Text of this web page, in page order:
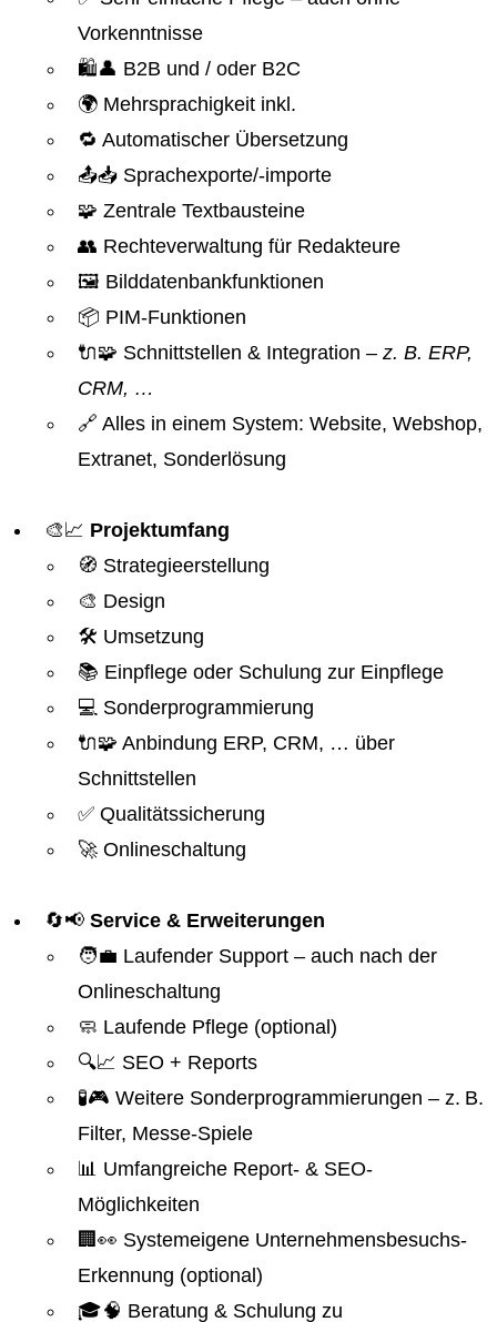
Vorkenntnisse
🛍️👤 B2B und / oder B2C
🌍 Mehrsprachigkeit inkl.
🔁 Automatischer Übersetzung
📤📥 Sprachexporte/-importe
🧩 Zentrale Textbausteine
👥 Rechteverwaltung für Redakteure
🖼️ Bilddatenbankfunktionen
📦 PIM-Funktionen
🔌🧩 Schnittstellen & Integration – z. B. ERP,
CRM, …
🔗 Alles in einem System: Website, Webshop,
Extranet, Sonderlösung
🎨📈 Projektumfang
🧭 Strategieerstellung
🎨 Design
🛠️ Umsetzung
📚 Einpflege oder Schulung zur Einpflege
💻 Sonderprogrammierung
🔌🧩 Anbindung ERP, CRM, … über
Schnittstellen
✅ Qualitätssicherung
🚀 Onlineschaltung
🔄📢 Service & Erweiterungen
🧑‍💼 Laufender Support – auch nach der
Onlineschaltung
🧼 Laufende Pflege (optional)
🔍📈 SEO + Reports
🧪🎮 Weitere Sonderprogrammierungen – z. B.
Filter, Messe-Spiele
📊 Umfangreiche Report- & SEO-
Möglichkeiten
🏢👀 Systemeigene Unternehmensbesuchs-
Erkennung (optional)
🎓🧠 Beratung & Schulung zu